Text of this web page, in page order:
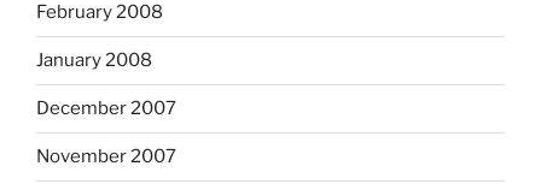
February 2008
January 2008
December 2007
November 2007